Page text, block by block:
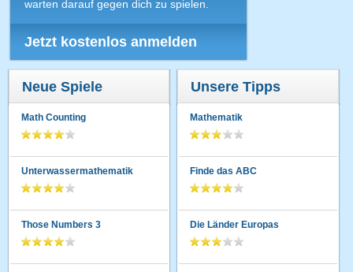
warten darauf gegen dich zu spielen.
Jetzt kostenlos anmelden
Neue Spiele
Math Counting
Unterwassermathematik
Those Numbers 3
Unsere Tipps
Mathematik
Finde das ABC
Die Länder Europas